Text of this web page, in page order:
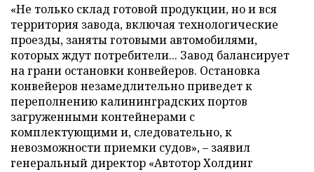
«Не только склад готовой продукции, но и вся
территория завода, включая технологические
проезды, заняты готовыми автомобилями,
которых ждут потребители... Завод балансирует
на грани остановки конвейеров. Остановка
конвейеров незамедлительно приведет к
переполнению калининградских портов
загруженными контейнерами с
комплектующими и, следовательно, к
невозможности приемки судов», – заявил
генеральный директор «Автотор Холдинг